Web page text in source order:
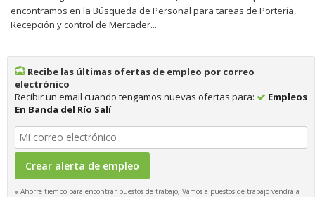
encontramos en la Búsqueda de Personal para tareas de Portería,
Recepción y control de Mercader...
Recibe las últimas ofertas de empleo por correo
electrónico
Recibir un email cuando tengamos nuevas ofertas para:
Empleos
En Banda del Río Salí
Ahorre tiempo para encontrar puestos de trabajo, Vamos a puestos de trabajo vendrá a